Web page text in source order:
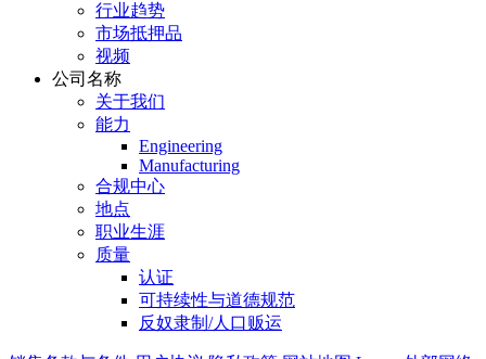
行业趋势
市场抵押品
视频
公司名称
关于我们
能力
Engineering
Manufacturing
合规中心
地点
职业生涯
质量
认证
可持续性与道德规范
反奴隶制/人口贩运